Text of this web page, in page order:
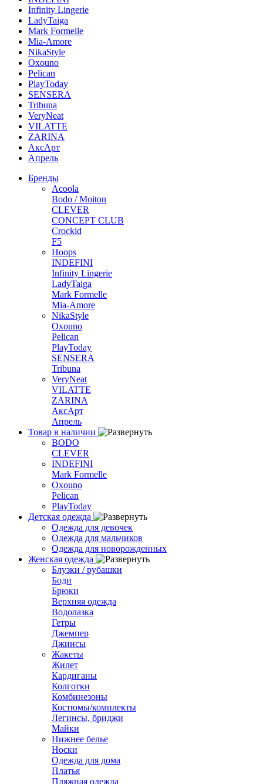
Infinity Lingerie
LadyTaiga
Mark Formelle
Mia-Amore
NikaStyle
Oxouno
Pelican
PlayToday
SENSERA
Tribuna
VeryNeat
VILATTE
ZARINA
АксАрт
Апрель
Бренды
Acoola
Bodo / Moiton
CLEVER
CONCEPT CLUB
Crockid
F5
Hoops
INDEFINI
Infinity Lingerie
LadyTaiga
Mark Formelle
Mia-Amore
NikaStyle
Oxouno
Pelican
PlayToday
SENSERA
Tribuna
VeryNeat
VILATTE
ZARINA
АксАрт
Апрель
Товар в наличии
BODO
CLEVER
INDEFINI
Mark Formelle
Oxouno
Pelican
PlayToday
Детская одежда
Одежда для девочек
Одежда для мальчиков
Одежда для новорожденных
Женская одежда
Блузки / рубашки
Боди
Брюки
Верхняя одежда
Водолазка
Гетры
Джемпер
Джинсы
Жакеты
Жилет
Кардиганы
Колготки
Комбинезоны
Костюмы/комплекты
Легинсы, бриджи
Майки
Нижнее белье
Носки
Одежда для дома
Платья
Пляжная одежда